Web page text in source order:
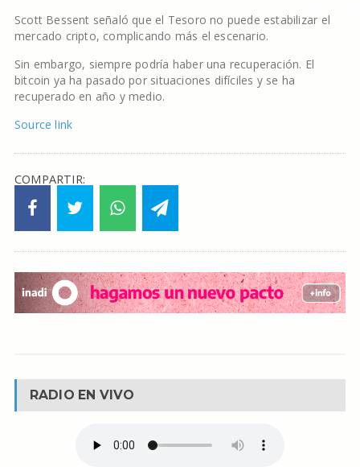
Scott Bessent señaló que el Tesoro no puede estabilizar el
mercado cripto, complicando más el escenario.
Sin embargo, siempre podría haber una recuperación. El
bitcoin ya ha pasado por situaciones difíciles y se ha
recuperado en año y medio.
Source link
COMPARTIR:
RADIO EN VIVO